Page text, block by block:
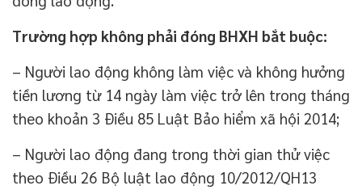
Trường hợp không phải đóng BHXH bắt buộc:
– Người lao động không làm việc và không hưởng
tiền lương từ 14 ngày làm việc trở lên trong tháng
theo khoản 3 Điều 85 Luật Bảo hiểm xã hội 2014;
– Người lao động đang trong thời gian thử việc
theo Điều 26 Bộ luật lao động 10/2012/QH13